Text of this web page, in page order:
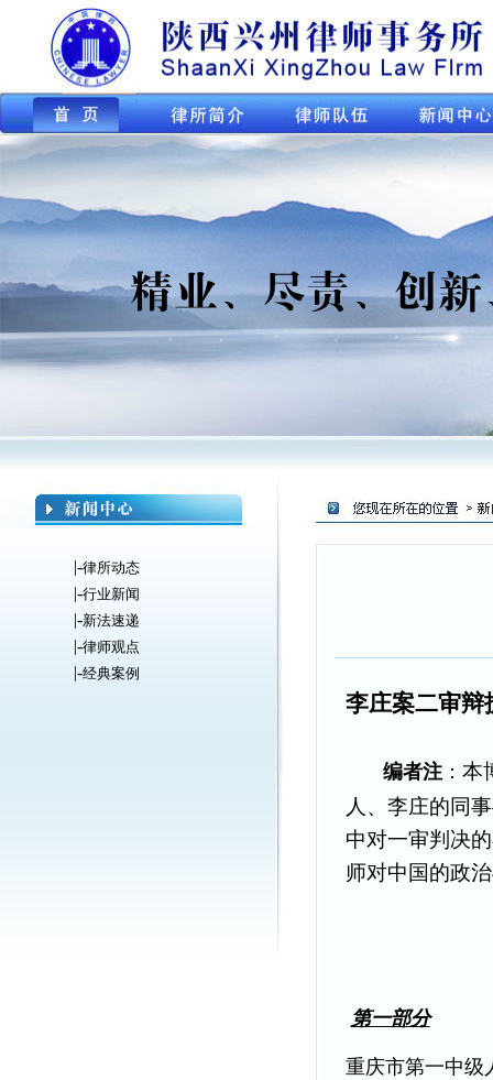
|-律所动态
|-行业新闻
|-新法速递
|-律师观点
|-经典案例
李庄案二审辩
编者注： 本
人、李庄的同
中对一审判决
师对中国的政
第一部分
重庆市第一中级